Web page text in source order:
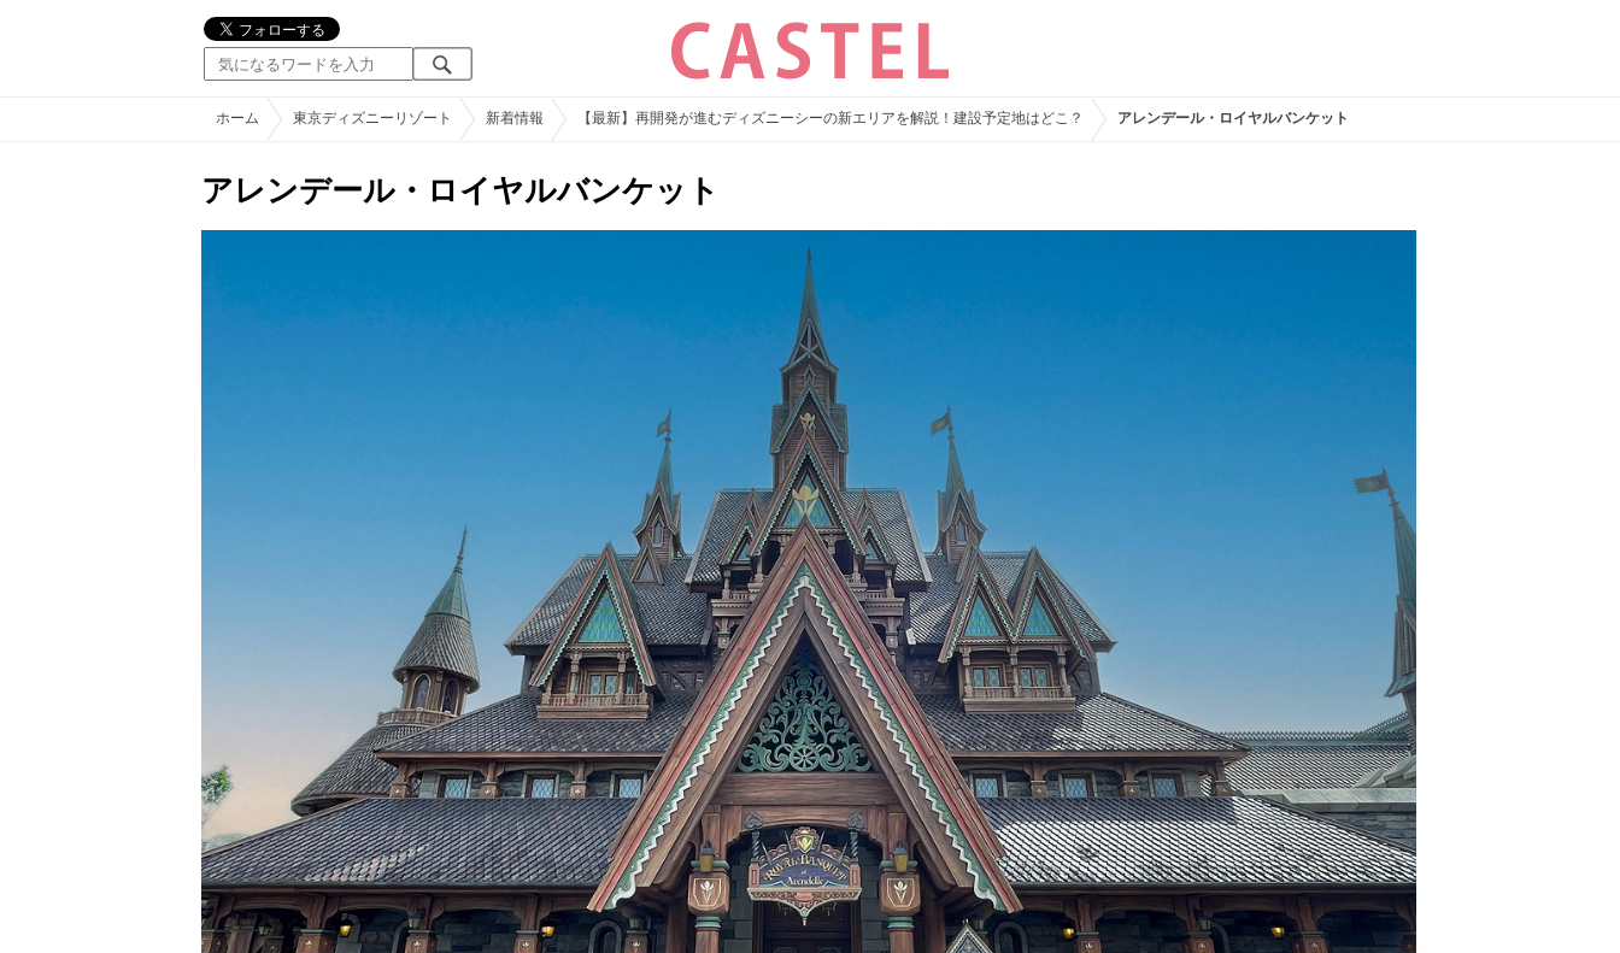
ホーム 東京ディズニーリゾート 新着情報 【最新】再開発が進むディズニーシーの新エリアを解説！建設予定地はどこ？ アレンデール・ロイヤルバンケット
アレンデール・ロイヤルバンケット